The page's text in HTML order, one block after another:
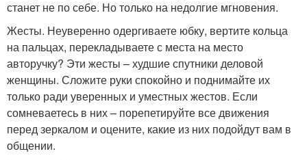
станет не по себе. Но только на недолгие мгновения.
Жесты. Неуверенно одергиваете юбку, вертите кольца
на пальцах, перекладываете с места на место
авторучку? Эти жесты – худшие спутники деловой
женщины. Сложите руки спокойно и поднимайте их
только ради уверенных и уместных жестов. Если
сомневаетесь в них – порепетируйте все движения
перед зеркалом и оцените, какие из них подойдут вам в
общении.